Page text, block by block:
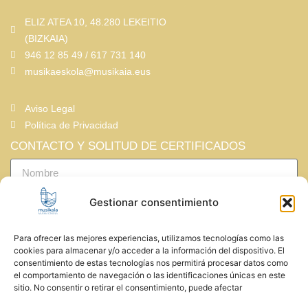
Gestionar consentimiento
Para ofrecer las mejores experiencias, utilizamos tecnologías como las
cookies para almacenar y/o acceder a la información del dispositivo. El
consentimiento de estas tecnologías nos permitirá procesar datos como
el comportamiento de navegación o las identificaciones únicas en este
sitio. No consentir o retirar el consentimiento, puede afectar
ELIZ ATEA 10, 48.280 LEKEITIO
(BIZKAIA)
946 12 85 49 / 617 731 140
musikaeskola@musikaia.eus
Aviso Legal
Política de Privacidad
CONTACTO Y SOLITUD DE CERTIFICADOS
He leído y acepto la política de privacidad